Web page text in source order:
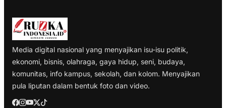
Media digital nasional yang menyajikan isu-isu politik,
ekonomi, bisnis, olahraga, gaya hidup, seni, budaya,
komunitas, info kampus, sekolah, dan kolom. Menyajikan
pula liputan dalam bentuk foto dan video.